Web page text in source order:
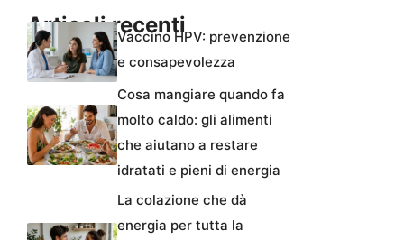
Articoli recentiVaccino HPV: prevenzione
e consapevolezza
Cosa mangiare quando fa
molto caldo: gli alimenti
che aiutano a restare
idratati e pieni di energia
La colazione che dà
energia per tutta la